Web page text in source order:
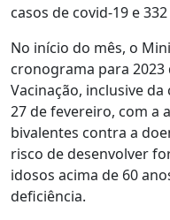
casos de covid-19 e
No início do mês, o
cronograma para
Vacinação, inclusive da
27 de fevereiro, com a
bivalentes contra a
risco de desenvolver
idosos acima de 60
deficiência.